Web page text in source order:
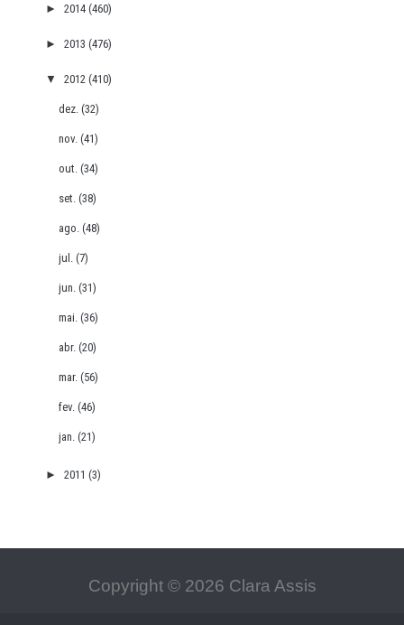
► 2014 (460)
► 2013 (476)
▼ 2012 (410)
dez.(32)
nov.(41)
out.(34)
set.(38)
ago.(48)
jul.(7)
jun.(31)
mai.(36)
abr.(20)
mar.(56)
fev.(46)
jan.(21)
► 2011 (3)
Copyright © 2026 Clara Assis